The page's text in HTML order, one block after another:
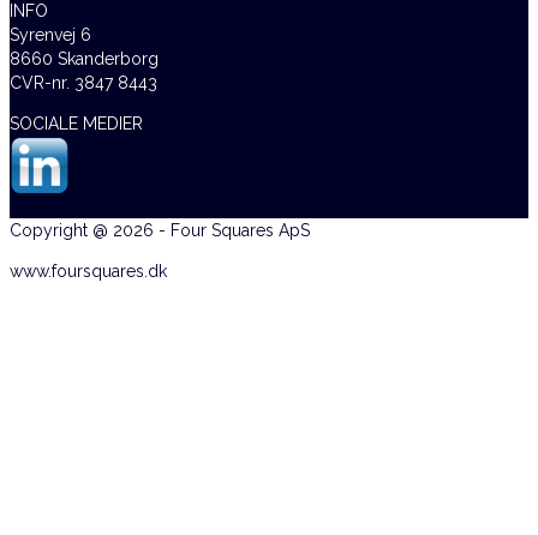
INFO
Syrenvej 6
8660 Skanderborg
CVR-nr. 3847 8443
SOCIALE MEDIER
Copyright @ 2026 - Four Squares ApS
www.foursquares.dk